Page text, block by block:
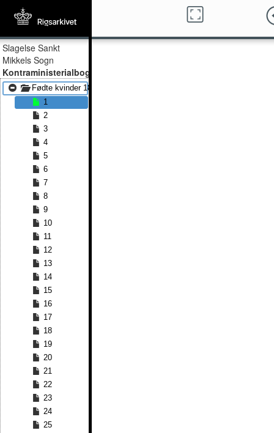
Slagelse Sankt
Mikkels Sogn
Kontraministerialbog
Fødte kvinder 1814 - Fødte kvinder 1827
1
2
3
4
5
6
7
8
9
10
11
12
13
14
15
16
17
18
19
20
21
22
23
24
25